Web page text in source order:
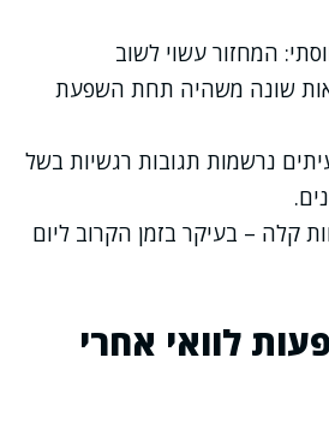
המחזור עשוי לשוב
שונה משהיה תחת השפעת
נרשמות תגובות רגשיות בשל
קלה – בעיקר בזמן הקרוב ליום
לוואי אחרי